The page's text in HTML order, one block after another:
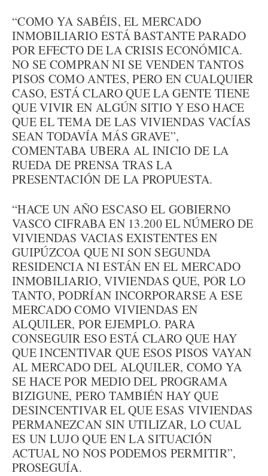
“COMO YA SABÉIS, EL MERCADO
INMOBILIARIO ESTÁ BASTANTE PARADO
POR EFECTO DE LA CRISIS ECONÓMICA.
NO SE COMPRAN NI SE VENDEN TANTOS
PISOS COMO ANTES, PERO EN CUALQUIER
CASO, ESTÁ CLARO QUE LA GENTE TIENE
QUE VIVIR EN ALGÚN SITIO Y ESO HACE
QUE EL TEMA DE LAS VIVIENDAS VACÍAS
SEAN TODAVÍA MÁS GRAVE”,
COMENTABA UBERA AL INICIO DE LA
RUEDA DE PRENSA TRAS LA
PRESENTACIÓN DE LA PROPUESTA.
“HACE UN AÑO ESCASO EL GOBIERNO
VASCO CIFRABA EN 13.200 EL NÚMERO DE
VIVIENDAS VACIAS EXISTENTES EN
GUIPÚZCOA QUE NI SON SEGUNDA
RESIDENCIA NI ESTÁN EN EL MERCADO
INMOBILIARIO, VIVIENDAS QUE, POR LO
TANTO, PODRÍAN INCORPORARSE A ESE
MERCADO COMO VIVIENDAS EN
ALQUILER, POR EJEMPLO. PARA
CONSEGUIR ESO ESTÁ CLARO QUE HAY
QUE INCENTIVAR QUE ESOS PISOS VAYAN
AL MERCADO DEL ALQUILER, COMO YA
SE HACE POR MEDIO DEL PROGRAMA
BIZIGUNE, PERO TAMBIÉN HAY QUE
DESINCENTIVAR EL QUE ESAS VIVIENDAS
PERMANEZCAN SIN UTILIZAR, LO CUAL
ES UN LUJO QUE EN LA SITUACIÓN
ACTUAL NO NOS PODEMOS PERMITIR”,
PROSEGUÍA.